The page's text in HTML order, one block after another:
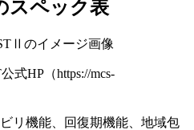
スペック表
式HP（https://mcs-
リ機能、回復期機能、地域包